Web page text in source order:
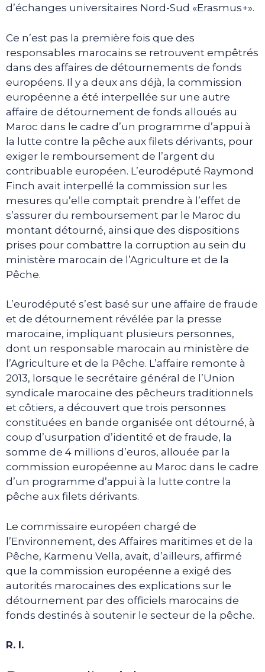
d’échanges universitaires Nord-Sud «Erasmus+».
Ce n’est pas la première fois que des
responsables marocains se retrouvent empêtrés
dans des affaires de détournements de fonds
européens. Il y a deux ans déjà, la commission
européenne a été interpellée sur une autre
affaire de détournement de fonds alloués au
Maroc dans le cadre d’un programme d’appui à
la lutte contre la pêche aux filets dérivants, pour
exiger le remboursement de l’argent du
contribuable européen. L’eurodéputé Raymond
Finch avait interpellé la commission sur les
mesures qu’elle comptait prendre à l’effet de
s’assurer du remboursement par le Maroc du
montant détourné, ainsi que des dispositions
prises pour combattre la corruption au sein du
ministère marocain de l’Agriculture et de la
Pêche.
L’eurodéputé s’est basé sur une affaire de fraude
et de détournement révélée par la presse
marocaine, impliquant plusieurs personnes,
dont un responsable marocain au ministère de
l’Agriculture et de la Pêche. L’affaire remonte à
2013, lorsque le secrétaire général de l’Union
syndicale marocaine des pêcheurs traditionnels
et côtiers, a découvert que trois personnes
constituées en bande organisée ont détourné, à
coup d’usurpation d’identité et de fraude, la
somme de 4 millions d’euros, allouée par la
commission européenne au Maroc dans le cadre
d’un programme d’appui à la lutte contre la
pêche aux filets dérivants.
Le commissaire européen chargé de
l’Environnement, des Affaires maritimes et de la
Pêche, Karmenu Vella, avait, d’ailleurs, affirmé
que la commission européenne a exigé des
autorités marocaines des explications sur le
détournement par des officiels marocains de
fonds destinés à soutenir le secteur de la pêche.
R. I.